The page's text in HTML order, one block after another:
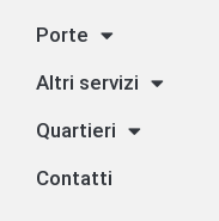
Porte
Altri servizi
Quartieri
Contatti